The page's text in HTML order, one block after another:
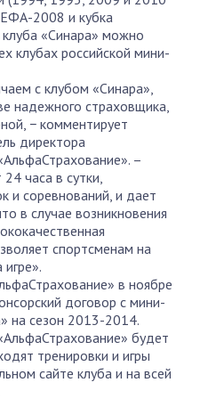
2008 и кубка
«Синара» можно
клубах российской мини-
с клубом «Синара»,
надежного страховщика,
− комментирует
директора
–
часа в сутки,
и соревнований, и дает
в случае возникновения
спортсменам на
в ноябре
договор с мини-
на сезон 2013-2014.
будет
тренировки и игры
сайте клуба и на всей